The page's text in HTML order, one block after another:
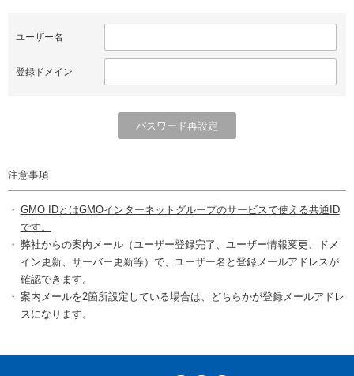
ユーザー名
登録ドメイン
注意事項
GMO IDとはGMOインターネットグループのサービスで使える共通ID
です。
弊社からの案内メール（ユーザー登録完了、ユーザー情報変更、ドメ
イン更新、サーバー更新等）で、ユーザー名と登録メールアドレスが
確認できます。
案内メールを2箇所設定している場合は、どちらかが登録メールアドレ
スになります。